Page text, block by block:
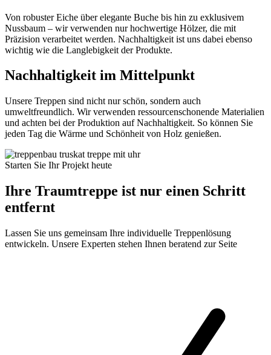
Von robuster Eiche über elegante Buche bis hin zu exklusivem
Nussbaum – wir verwenden nur hochwertige Hölzer, die mit
Präzision verarbeitet werden. Nachhaltigkeit ist uns dabei ebenso
wichtig wie die Langlebigkeit der Produkte.
Nachhaltigkeit im Mittelpunkt
Unsere Treppen sind nicht nur schön, sondern auch
umweltfreundlich. Wir verwenden ressourcenschonende Materialien
und achten bei der Produktion auf Nachhaltigkeit. So können Sie
jeden Tag die Wärme und Schönheit von Holz genießen.
Starten Sie Ihr Projekt heute
Ihre Traumtreppe ist nur einen Schritt
entfernt
Lassen Sie uns gemeinsam Ihre individuelle Treppenlösung
entwickeln. Unsere Experten stehen Ihnen beratend zur Seite